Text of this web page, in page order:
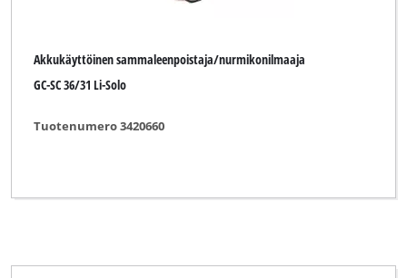
Akkukäyttöinen sammaleenpoistaja/nurmikonilmaaja
GC-SC 36/31 Li-Solo
Tuotenumero 3420660